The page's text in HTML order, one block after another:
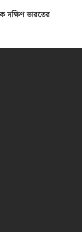
দক্ষিণ ভারতের